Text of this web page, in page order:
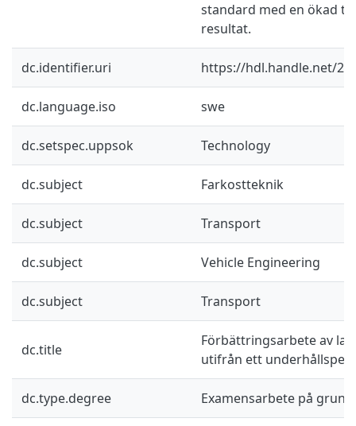
standard med en ökad
resultat.
dc.identifier.uri https://hdl.handle.net/
dc.language.iso swe
dc.setspec.uppsok Technology
dc.subject Farkostteknik
dc.subject Transport
dc.subject Vehicle Engineering
dc.subject Transport
dc.title
Förbättringsarbete av
utifrån ett
dc.type.degree Examensarbete på